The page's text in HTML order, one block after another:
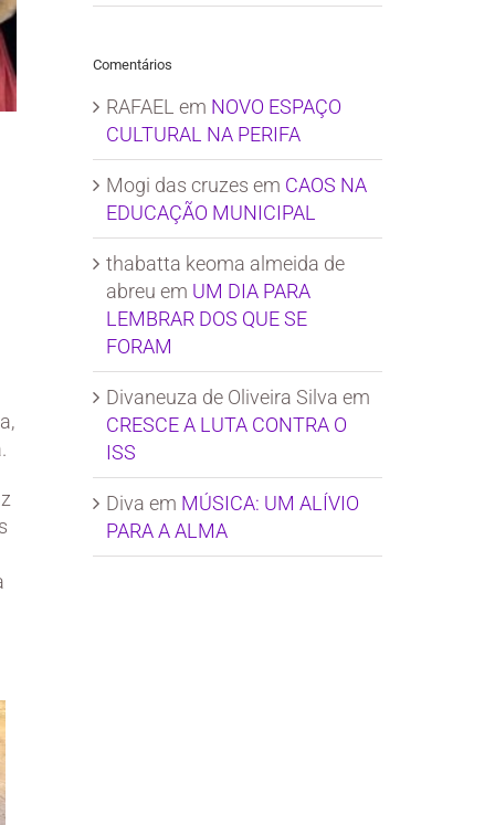
Comentários
RAFAEL em NOVO ESPAÇO
CULTURAL NA PERIFA
Mogi das cruzes em CAOS NA
EDUCAÇÃO MUNICIPAL
thabatta keoma almeida de
abreu em UM DIA PARA
LEMBRAR DOS QUE SE
FORAM
Divaneuza de Oliveira Silva em
CRESCE A LUTA CONTRA O
ISS
Diva em MÚSICA: UM ALÍVIO
PARA A ALMA